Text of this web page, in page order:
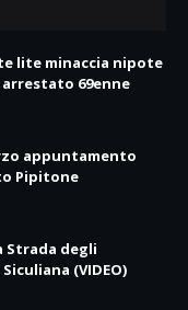
lite minaccia nipote
69enne
appuntamento
Pipitone
Strada degli
(VIDEO)